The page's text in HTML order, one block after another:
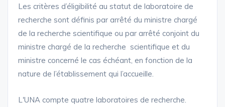
Les critères d’éligibilité au statut de laboratoire de
recherche sont définis par arrêté du ministre chargé
de la recherche scientifique ou par arrêté conjoint du
ministre chargé de la recherche scientifique et du
ministre concerné le cas échéant, en fonction de la
nature de l’établissement qui l’accueille.
L'UNA compte quatre laboratoires de recherche.